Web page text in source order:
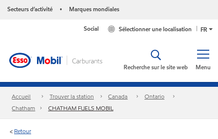
Secteurs d’activité • Marques mondiales
FR
Sélectionner une localisation
Social
Menu
Recherche sur le site web
Accueil Trouver la station Canada
Ontario
Chatham
CHATHAM FUELS MOBIL
< Retour